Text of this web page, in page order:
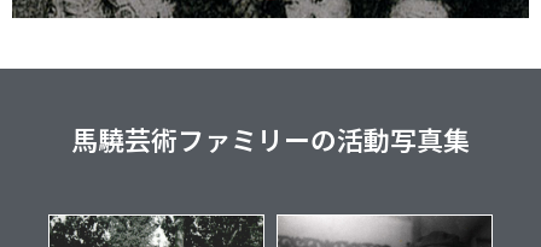
馬驍芸術ファミリーの活動写真集